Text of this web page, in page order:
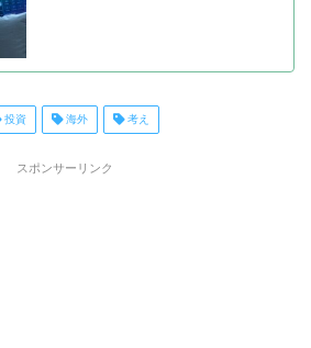
投資 海外 考え
スポンサーリンク